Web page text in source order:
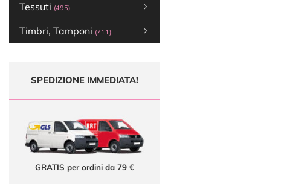
Tessuti (495)
Timbri, Tamponi (711)
SPEDIZIONE IMMEDIATA!
GRATIS per ordini da 79 €